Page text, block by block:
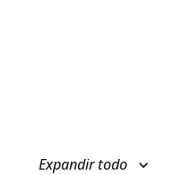
Expandir todo